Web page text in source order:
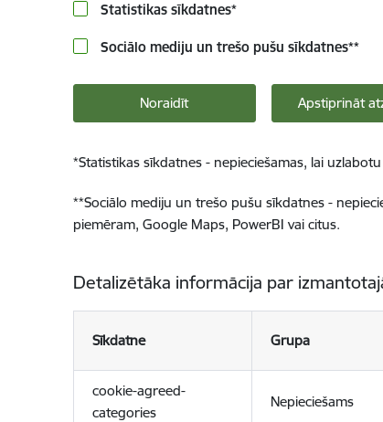
Statistikas sīkdatnes*
Sociālo mediju un trešo pušu sīkdatnes**
Noraidīt Apstiprināt
*Statistikas sīkdatnes - nepieciešamas, lai
**Sociālo mediju un trešo pušu sīkdatnes -
piemēram, Google Maps, PowerBI vai citus.
Detalizētāka informācija par
Sīkdatne Grupa
cookie-agreed-
categories
Nepieciešams